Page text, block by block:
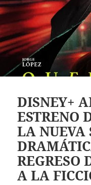
DISNEY+
ESTRENO
LA NUEVA
REGRESO
A LA